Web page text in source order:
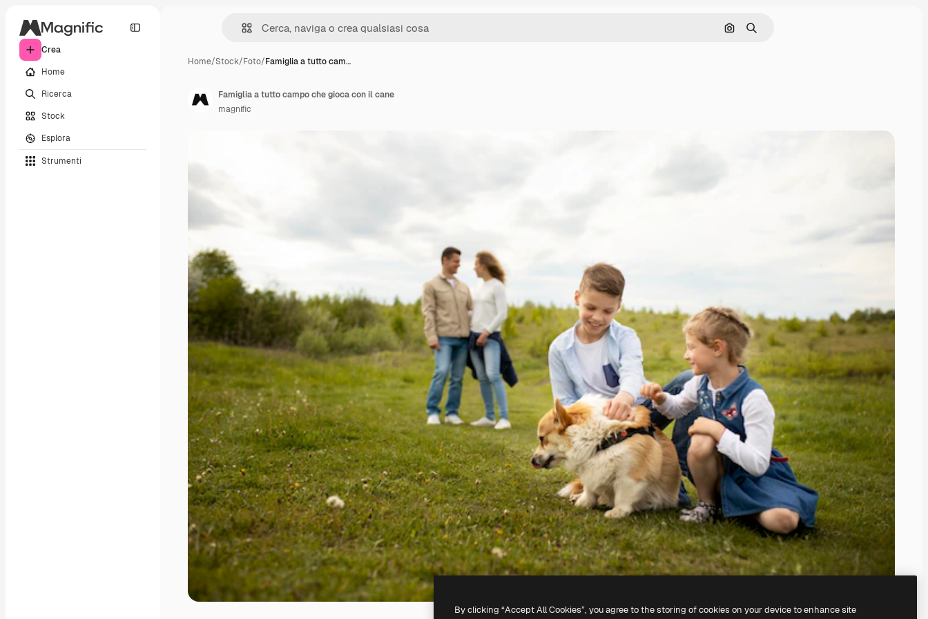
Crea
Home
Ricerca
Stock
Esplora
Strumenti
Cerca per immagine
Ricerca
Home/Stock/Foto/Famiglia a tutto cam…
Famiglia a tutto campo che gioca con il cane
magnific
By clicking “Accept All Cookies”, you agree to the storing of cookies on your device to enhance site